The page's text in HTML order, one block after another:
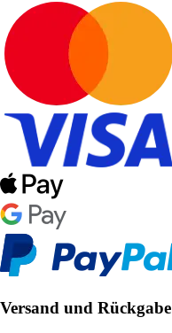
Versand und Rückgabe